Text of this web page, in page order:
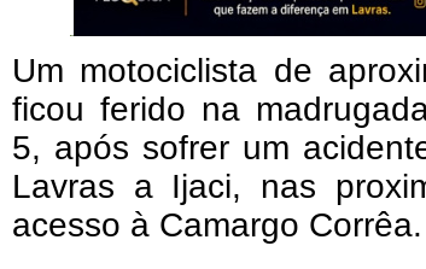
Um motociclista de
ficou ferido na
5, após sofrer um
Lavras a Ijaci, nas
acesso à Camargo Corrêa.